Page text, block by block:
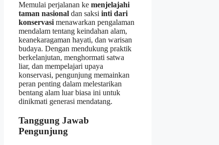
Memulai perjalanan ke menjelajahi
taman nasional dan saksi inti dari
konservasimenawarkan pengalaman
mendalam tentang keindahan alam,
keanekaragaman hayati, dan warisan
budaya. Dengan mendukung praktik
berkelanjutan, menghormati satwa
liar, dan mempelajari upaya
konservasi, pengunjung memainkan
peran penting dalam melestarikan
bentang alam luar biasa ini untuk
dinikmati generasi mendatang.
Tanggung Jawab
Pengunjung